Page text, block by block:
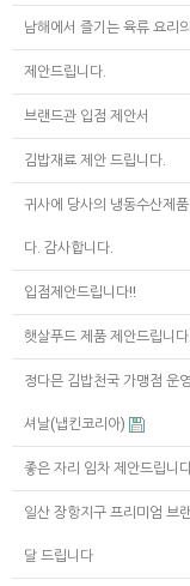
남해에서 즐기는 육류 요리
제안드립니다.
브랜드관 입점 제안서
김밥재료 제안 드립니다.
귀사에 당사의 냉동수산제
다. 감사합니다.
입점제안드립니다!!
햇살푸드 제품 제안드립니다.
정다믄 김밥천국 가맹점 운
셔날(냅킨코리아)
좋은 자리 임차 제안드립니
일산 장항지구 프리미엄 브
달 드립니다